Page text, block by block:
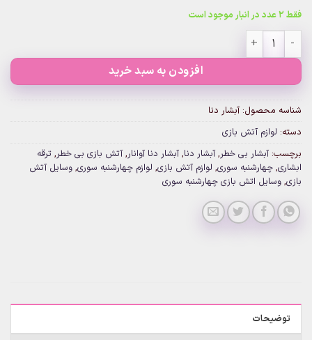
فقط 2 عدد در انبار موجود است
آبشار دنا عدد
افزودن به سبد خرید
شناسه محصول: آبشار دنا
دسته: لوازم آتش بازی
برچسب: آبشار بی خطر, آبشار دنا, آبشار دنا آوانار, آتش بازی بی خطر, ترقه
ابشاری, چهارشنبه سوری, لوازم آتش بازی, لوازم چهارشنبه سوری, وسایل آتش
بازی, وسایل اتش بازی چهارشنبه سوری
توضیحات